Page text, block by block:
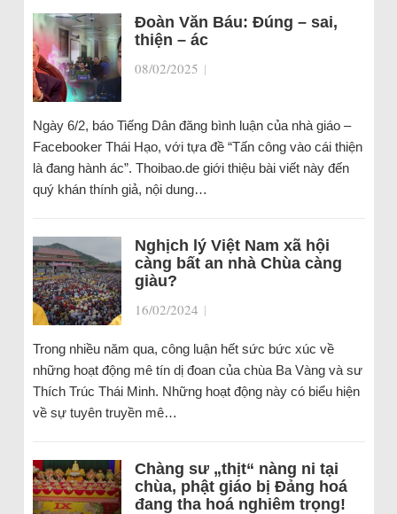
Đoàn Văn Báu: Đúng – sai,
thiện – ác
08/02/2025 |
Ngày 6/2, báo Tiếng Dân đăng bình luận của nhà giáo –
Facebooker Thái Hạo, với tựa đề “Tấn công vào cái thiện
là đang hành ác”. Thoibao.de giới thiệu bài viết này đến
quý khán thính giả, nội dung…
Nghịch lý Việt Nam xã hội
càng bất an nhà Chùa càng
giàu?
16/02/2024 |
Trong nhiều năm qua, công luận hết sức bức xúc về
những hoạt động mê tín dị đoan của chùa Ba Vàng và sư
Thích Trúc Thái Minh. Những hoạt động này có biểu hiện
về sự tuyên truyền mê…
Chàng sư „thịt“ nàng ni tại
chùa, phật giáo bị Đảng hoá
đang tha hoá nghiêm trọng!